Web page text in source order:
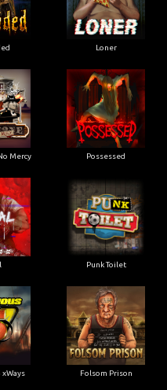
Loner
Mercy Possessed
Punk Toilet
Folsom Prison